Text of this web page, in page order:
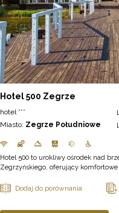
Hotel 500 Zegrze
hotel ***
Miasto: Zegrze Południowe
Hotel 500 to urokliwy ośrodek nad
Zegrzyńskiego, oferujący